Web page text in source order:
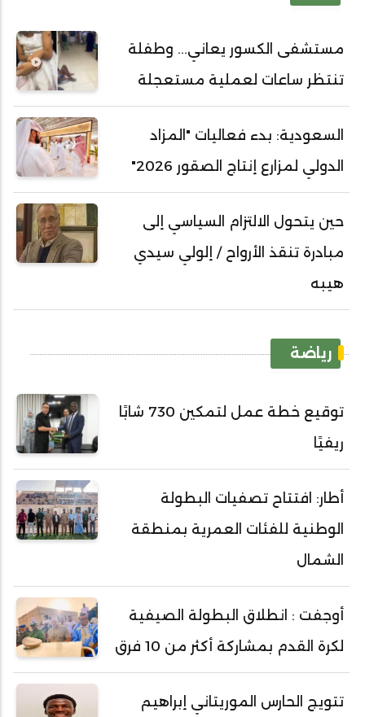
مستشفى الكسور يعاني... وطفلة
تنتظر ساعات لعملية مستعجلة
السعودية: بدء فعاليات "المزاد
الدولي لمزارع إنتاج الصقور 2026"
حين يتحول الالتزام السياسي إلى
مبادرة تنقذ الأرواح / إلولي سيدي
هيبه
رياضة
توقيع خطة عمل لتمكين 730 شابًا
ريفيًا
أطار: افتتاح تصفيات البطولة
الوطنية للفئات العمرية بمنطقة
الشمال
أوجفت : انطلاق البطولة الصيفية
لكرة القدم بمشاركة أكثر من 10 فرق
تتويج الحارس الموريتاني إبراهيم